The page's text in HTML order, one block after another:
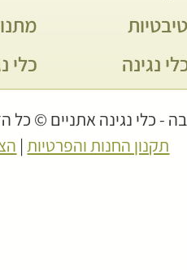
נגינה
כלי
- כלי נגינה אתניים © כל
תקנון החנות והפרטיות|